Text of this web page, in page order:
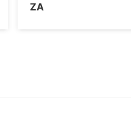
ZA